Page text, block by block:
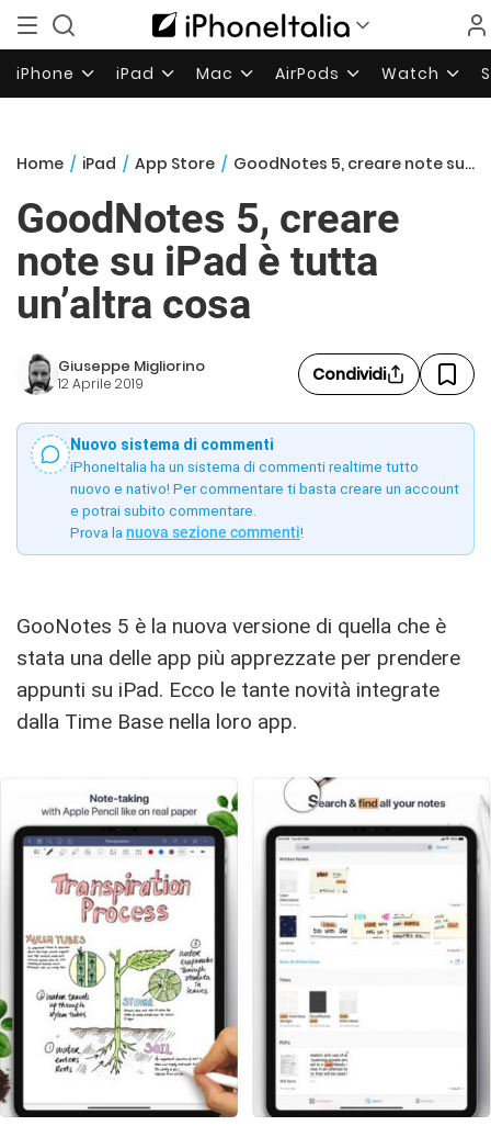
iPhone iPad Mac AirPods Watch
Home / iPad / App Store / GoodNotes 5, creare note su iPad è tutta un’altra cosa
GoodNotes 5, creare
note su iPad è tutta
un’altra cosa
Giuseppe Migliorino
12 Aprile 2019 Condividi
Nuovo sistema di commenti
iPhoneItalia ha un sistema di commenti realtime tutto
nuovo e nativo! Per commentare ti basta creare un account
e potrai subito commentare.
Prova la nuova sezione commenti!
GooNotes 5 è la nuova versione di quella che è
stata una delle app più apprezzate per prendere
appunti su iPad. Ecco le tante novità integrate
dalla Time Base nella loro app.